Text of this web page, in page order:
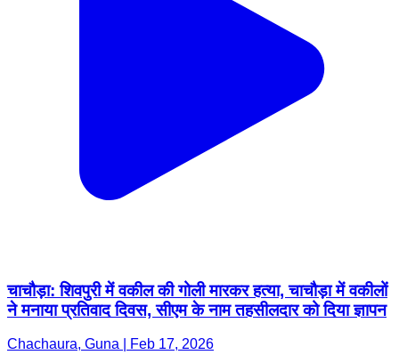
चाचौड़ा: शिवपुरी में वकील की गोली मारकर हत्या, चाचौड़ा में वकीलों
ने मनाया प्रतिवाद दिवस, सीएम के नाम तहसीलदार को दिया ज्ञापन
Chachaura, Guna | Feb 17, 2026